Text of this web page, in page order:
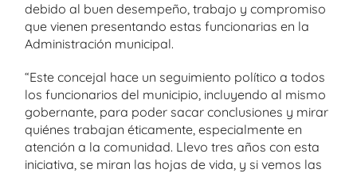
debido al buen desempeño, trabajo y compromiso
que vienen presentando estas funcionarias en la
Administración municipal.
“Este concejal hace un seguimiento político a todos
los funcionarios del municipio, incluyendo al mismo
gobernante, para poder sacar conclusiones y mirar
quiénes trabajan éticamente, especialmente en
atención a la comunidad. Llevo tres años con esta
iniciativa, se miran las hojas de vida, y si vemos las